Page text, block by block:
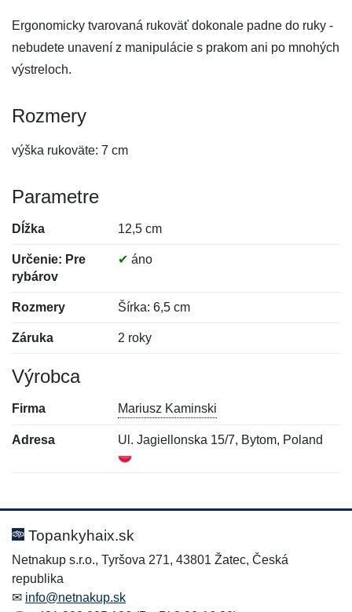
Ergonomicky tvarovaná rukoväť dokonale padne do ruky -
nebudete unavení z manipulácie s prakom ani po mnohých
výstreloch.
Rozmery
výška rukoväte: 7 cm
Parametre
Dĺžka 12,5 cm
Určenie: Pre
rybárov
✔ áno
Rozmery Šírka: 6,5 cm
Záruka 2 roky
Výrobca
Firma Mariusz Kaminski
Adresa Ul. Jagiellonska 15/7, Bytom, Poland
Hodnotenie:
Meno:*
Meno:
E-mail:*
Topankyhaix.sk
Netnakup s.r.o., Tyršova 271, 43801 Žatec, Česká
republika
✉ info@netnakup.sk